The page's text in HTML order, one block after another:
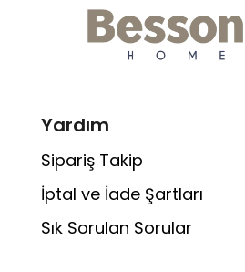
Yardım
Sipariş Takip
İptal ve İade Şartları
Sık Sorulan Sorular